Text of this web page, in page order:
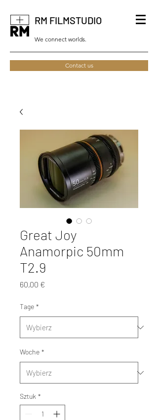
RM FILMSTUDIO
We connect worlds.
Contact us
Great Joy
Anamorpic 50mm
T2.9
60,00 €
Tage *
Woche *
Sztuk *